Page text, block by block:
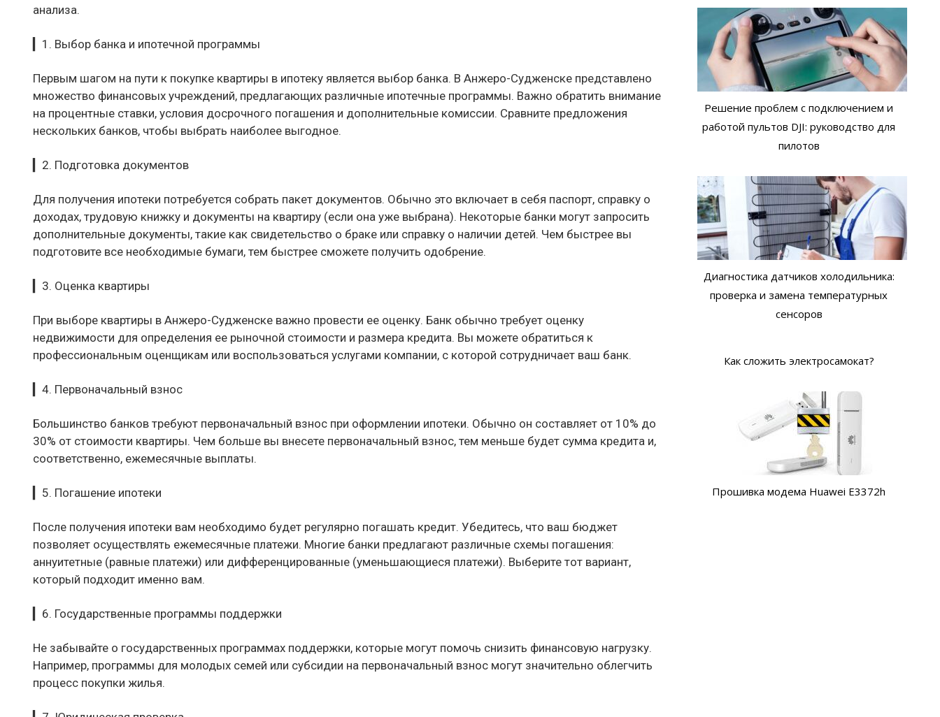
анализа.
▎1. Выбор банка и ипотечной программы
Первым шагом на пути к покупке квартиры в ипотеку является выбор банка. В Анжеро-Судженске представлено
множество финансовых учреждений, предлагающих различные ипотечные программы. Важно обратить внимание
на процентные ставки, условия досрочного погашения и дополнительные комиссии. Сравните предложения
нескольких банков, чтобы выбрать наиболее выгодное.
▎2. Подготовка документов
Для получения ипотеки потребуется собрать пакет документов. Обычно это включает в себя паспорт, справку о
доходах, трудовую книжку и документы на квартиру (если она уже выбрана). Некоторые банки могут запросить
дополнительные документы, такие как свидетельство о браке или справку о наличии детей. Чем быстрее вы
подготовите все необходимые бумаги, тем быстрее сможете получить одобрение.
▎3. Оценка квартиры
При выборе квартиры в Анжеро-Судженске важно провести ее оценку. Банк обычно требует оценку
недвижимости для определения ее рыночной стоимости и размера кредита. Вы можете обратиться к
профессиональным оценщикам или воспользоваться услугами компании, с которой сотрудничает ваш банк.
▎4. Первоначальный взнос
Большинство банков требуют первоначальный взнос при оформлении ипотеки. Обычно он составляет от 10% до
30% от стоимости квартиры. Чем больше вы внесете первоначальный взнос, тем меньше будет сумма кредита и,
соответственно, ежемесячные выплаты.
▎5. Погашение ипотеки
После получения ипотеки вам необходимо будет регулярно погашать кредит. Убедитесь, что ваш бюджет
позволяет осуществлять ежемесячные платежи. Многие банки предлагают различные схемы погашения:
аннуитетные (равные платежи) или дифференцированные (уменьшающиеся платежи). Выберите тот вариант,
который подходит именно вам.
▎6. Государственные программы поддержки
Не забывайте о государственных программах поддержки, которые могут помочь снизить финансовую нагрузку.
Например, программы для молодых семей или субсидии на первоначальный взнос могут значительно облегчить
процесс покупки жилья.
Решение проблем с подключением и
работой пультов DJI: руководство для
пилотов
Диагностика датчиков холодильника:
проверка и замена температурных
сенсоров
Как сложить электросамокат?
Прошивка модема Huawei E3372h